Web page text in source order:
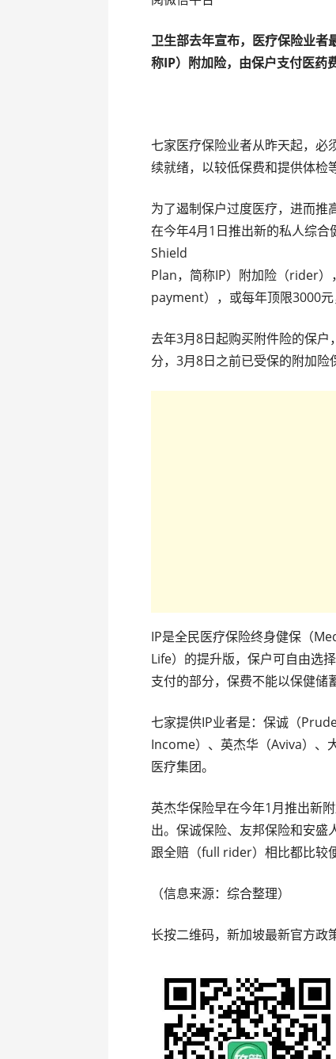
卫生部去年宣布，医疗保险业者
称IP）附加险，由保户支付医药
七家医疗保险业者从昨天起，必
续就绪，以较低保费和提供体检
为了遏制保户过度医疗，进而推
在今年4月1日推出新的私人综
Shield
Plan，简称IP）附加险（rider
payment），或每年顶限3000元
去年3月8日起购买附件险的保
分，3月8日之前已受保的附加险
IP是全民医疗保险终身健保（
Life）的提升版，保户可自由选
支付的部分，保费不能以保健储
七家提供IP业者是：保诚（
Income）、英杰华（Aviva）、
医疗集团。
英杰华保险早在今年1月推出新
出。保诚保险、友邦保险和安盛
跟全赔（full rider）相比都比较
（信息来源：综合整理）
长按二维码，新加坡最新官方政